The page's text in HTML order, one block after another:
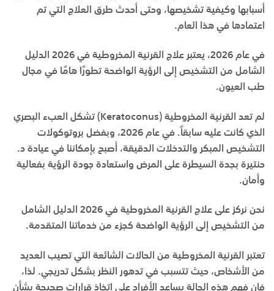
أسبابها وكيفية تشخيصها، وحتى أحدث طرق العلاج التي تم
اعتمادها في هذا العام.
في عام 2026، يعتبر
علاج القرنية المخروطية في 2026 الدليل
الشامل من التشخيص إلى الرؤية الواضحة تطورًا هامًا في مجال
طب العيون.
لم تعد القرنية المخروطية (Keratoconus)
تشكل العبء البصري
الذي كانت عليه سابقاً. في عام 2026، وبفضل بروتوكولات
التشخيص المبكر والتدخلات الدقيقة، أصبح بإمكاننا في عيادة د.
حنتيرة بجدة السيطرة على المرض واستعادة جودة الرؤية بفعالية
وأمان.
نحن نركز على
علاج القرنية المخروطية في 2026 الدليل الشامل
من التشخيص إلى الرؤية الواضحة كجزء من خدماتنا المتقدمة.
تعتبر القرنية المخروطية من الحالات الشائعة التي تصيب العديد
من الأشخاص، حيث تتسبب في تدهور النظر بشكل تدريجي. لذا،
فإن فهم هذه الحالة يساعد الأفراد على اتخاذ قرارات صحيحة بشأن